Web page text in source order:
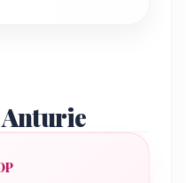
Anturie